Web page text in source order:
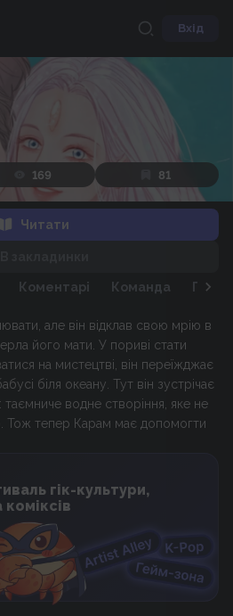
Вхід
169 81
Читати
Коментарі Команда
але він відклав свою мрію в
його мати. У пориві стати
на мистецтві, він переїжджає
біля океану. Тут він зустрічає
водне створіння, яке не
Тож тепер Карам має допомогти
гік-культури,